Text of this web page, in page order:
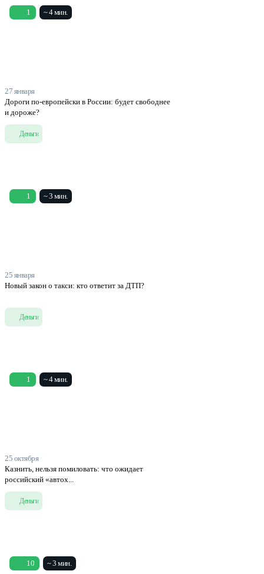
1 ~ 4 мин.
27 января
Дороги по-европейски в России: будет свободнее
и дороже?
Деньги
1 ~ 3 мин.
25 января
Новый закон о такси: кто ответит за ДТП?
Деньги
1 ~ 4 мин.
25 октября
Казнить, нельзя помиловать: что ожидает
российский «автох...
Деньги
10 ~ 3 мин.